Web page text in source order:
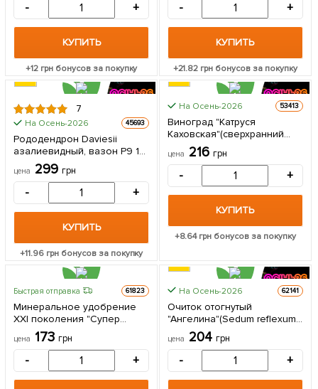
- +
КУПИТЬ
+12 грн бонусов за покупку
- +
КУПИТЬ
+21.82 грн бонусов за покупку
7
На Осень-2026 45693
Рододендрон Daviesii
азалиевидный, вазон Р9 1
саженец в упаковке
цена 299грн
- +
КУПИТЬ
+11.96 грн бонусов за покупку
На Осень-2026 53413
Виноград "Катруся
Каховская"(сверхранний
срок созревания, сочная,
сладкая ягода) 1 саженец в
цена 216 грн
- +
КУПИТЬ
+8.64 грн бонусов за покупку
Быстрая отправка 61823
Минеральное удобрение
ХХI поколения "Супер
Цветок" Прозрачная банка
- прозрачное качество ТМ
цена 173грн
- +
На Осень-2026 62141
Очиток отогнутый
"Ангелина"(Sedum reflexum
"Angelna") (Корневище) 1
саженец в упаковке
цена 204 грн
- +